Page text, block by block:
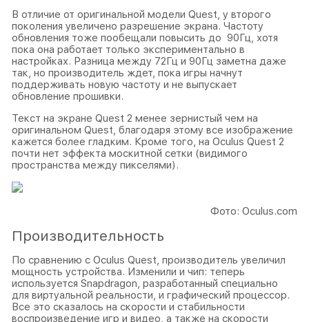
В отличие от оригинальной модели Quest, у второго
поколения увеличено разрешение экрана. Частоту
обновления тоже пообещали повысить до 90Гц, хотя
пока она работает только экспериментально в
настройках. Разница между 72Гц и 90Гц заметна даже
так, но производитель ждет, пока игры начнут
поддерживать новую частоту и не выпускает
обновление прошивки.
Текст на экране Quest 2 менее зернистый чем на
оригинальном Quest, благодаря этому все изображение
кажется более гладким. Кроме того, на Oculus Quest 2
почти нет эффекта москитной сетки (видимого
пространства между пикселями).
Фото: Oculus.com
Производительность
По сравнению с Oculus Quest, производитель увеличил
мощность устройства. Изменили и чип: теперь
используется Snapdragon, разработанный специально
для виртуальной реальности, и графический процессор.
Все это сказалось на скорости и стабильности
воспроизведение игр и видео, а также на скорости